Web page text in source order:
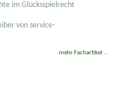
im Glücksspielrecht
von service-
mehr Fachartikel ...